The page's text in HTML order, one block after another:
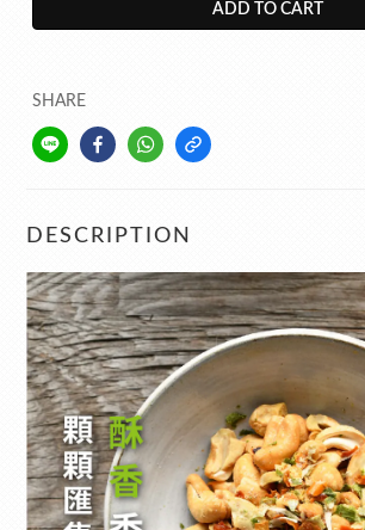
ADD TO CART
SHARE
DESCRIPTION